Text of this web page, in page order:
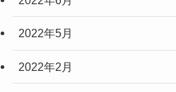
2022年5月
2022年2月